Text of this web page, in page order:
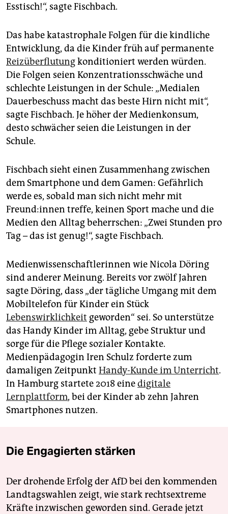
Esstisch!“, sagte Fischbach.
Das habe katastrophale Folgen für die kindliche
Entwicklung, da die Kinder früh auf permanente
Reizüberflutungkonditioniert werden würden.
Die Folgen seien Konzentrationsschwäche und
schlechte Leistungen in der Schule: „Medialen
Dauerbeschuss macht das beste Hirn nicht mit“,
sagte Fischbach. Je höher der Medienkonsum,
desto schwächer seien die Leistungen in der
Schule.
Fischbach sieht einen Zusammenhang zwischen
dem Smartphone und dem Gamen: Gefährlich
werde es, sobald man sich nicht mehr mit
Freund:innen treffe, keinen Sport mache und die
Medien den Alltag beherrschen: „Zwei Stunden pro
Tag – das ist genug!“, sagte Fischbach.
Medienwissenschaftlerinnen wie Nicola Döring
sind anderer Meinung. Bereits vor zwölf Jahren
sagte Döring, dass „der tägliche Umgang mit dem
Mobiltelefon für Kinder ein Stück
Lebenswirklichkeit geworden“ sei. So unterstütze
das Handy Kinder im Alltag, gebe Struktur und
sorge für die Pflege sozialer Kontakte.
Medienpädagogin Iren Schulz forderte zum
damaligen Zeitpunkt Handy-Kunde im Unterricht.
In Hamburg startete 2018 einedigitale
Lernplattform, bei der Kinder ab zehn Jahren
Smartphones nutzen.
Die Engagierten stärken
Der drohende Erfolg der AfD bei den kommenden
Landtagswahlen zeigt, wie stark rechtsextreme
Kräfte inzwischen geworden sind. Gerade jetzt